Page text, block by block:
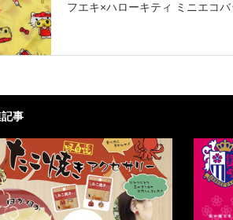
フエキ×ハローキティ ミニエコバ
記事